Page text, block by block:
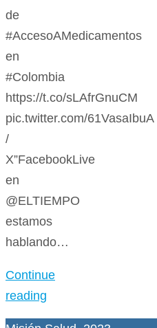
de
#AccesoAMedicamentos
en
#Colombia
https://t.co/sLAfrGnuCM
pic.twitter.com/61VasaIbuA
/
X”FacebookLive
en
@ELTIEMPO
estamos
hablando…
Continue
reading